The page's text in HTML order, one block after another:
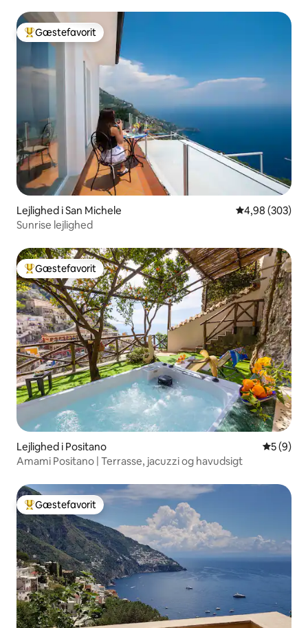
Bedste gæstefavorit
Gæstefavorit
Lejlighed i San Michele 4,98 ud af 5 i
4,98 (303)
Sunrise lejlighed
Bedste gæstefavorit
Gæstefavorit
Lejlighed i Positano 5 ud af 5
5 (9)
Amami Positano | Terrasse, jacuzzi og havudsigt
Bedste gæstefavorit
Gæstefavorit